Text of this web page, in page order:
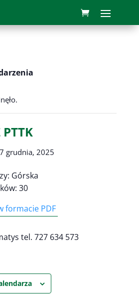
7 grudnia, 2025
Górska
30
formacie PDF
tel. 727 634 573